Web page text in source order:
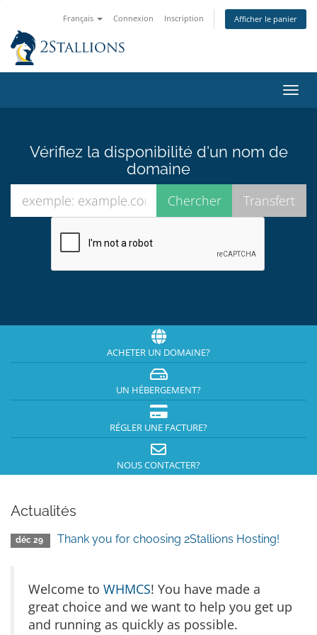
Français Connexion Inscription Afficher le panier
la
Vérifiez la disponibilité d'un nom de
domaine
ACHETER UN DOMAINE?
UN HÉBERGEMENT?
RÉGLER UNE FACTURE?
NOUS CONTACTER?
Actualités
déc 29 Thank you for choosing 2Stallions Hosting!
Welcome to WHMCS! You have made a
great choice and we want to help you get up
and running as quickly as possible.